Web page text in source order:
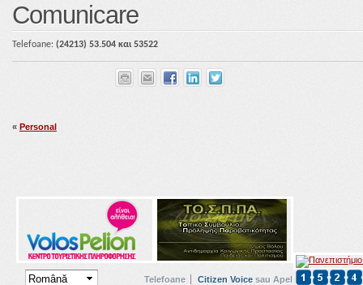
Comunicare
Telefoane: (24213) 53.504 και 53522
« Personal
Telefoane Citizen Voice sau Apel